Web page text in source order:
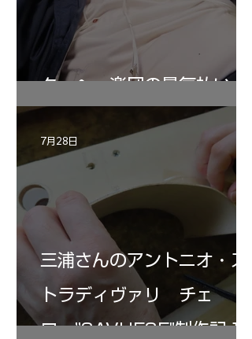
ターヘー楽団の暑気払い
三浦さんのアントニオ・ス
トラディヴァリ チェ
ロ ”SAVUESE"制作記１2
7月28日